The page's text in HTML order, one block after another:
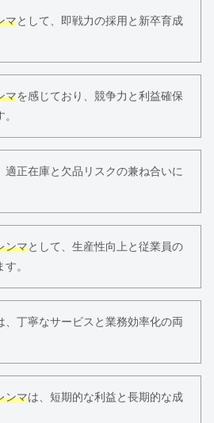
マとして、即戦力の採用と新卒育成
マを感じており、競争力と利益確保
適正在庫と欠品リスクの兼ね合いに
ンマとして、生産性向上と従業員の
。
、丁寧なサービスと業務効率化の両
ンマは、短期的な利益と長期的な成